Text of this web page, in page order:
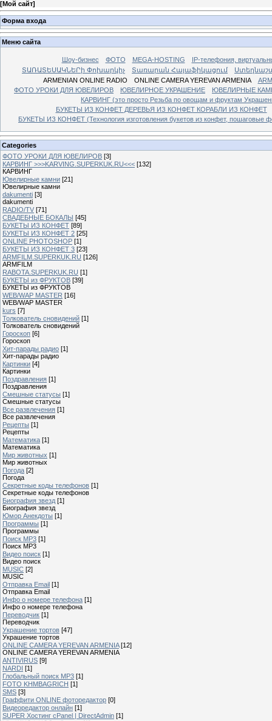
[Мой сайт]
Форма входа
Меню сайта
Шоу-бизнес ФОТО MEGA-HOSTING
IP-телефония,
ՏԱՌԱՏԵՍԱԿՆԵՐի Փոխարկիչ
Տառարան Հայաֆիկացում
ARMENIAN ONLINE RADIO
ONLINE CAMERA YEREVAN ARMENIA
ФОТО УРОКИ ДЛЯ ЮВЕЛИРОВ
ЮВЕЛИРНОЕ УКРАШЕНИЕ
ЮВЕЛИРНЫЕ
КАРВИНГ (это просто Резьба по овощам и фруктам
БУКЕТЫ ИЗ КОНФЕТ ДЕРЕВЬЯ ИЗ КОНФЕТ КОРАБЛИ ИЗ КОНФЕТ
БУКЕТЫ ИЗ КОНФЕТ (Технология изготовления букетов из конфет, пошаговые
Categories
ФОТО УРОКИ ДЛЯ ЮВЕЛИРОВ [3]
КАРВИНГ >>>KARVING.SUPERKUK.RU<<< [132]
КАРВИНГ
Ювелирные камни [21]
Ювелирные камни
dakumenti [3]
dakumenti
RADIO/TV [71]
СВАДЕБНЫЕ БОКАЛЫ [45]
БУКЕТЫ ИЗ КОНФЕТ [89]
БУКЕТЫ ИЗ КОНФЕТ 2 [25]
ONLINE PHOTOSHOP [1]
БУКЕТЫ ИЗ КОНФЕТ 3 [23]
ARMFILM.SUPERKUK.RU [126]
ARMFILM
RABOTA.SUPERKUK.RU [1]
БУКЕТЫ из ФРУКТОВ [39]
БУКЕТЫ из ФРУКТОВ
WEB/WAP MASTER [16]
WEB/WAP MASTER
kurs [7]
Толкователь сновидений [1]
Толкователь сновидений
Гороскоп [6]
Гороскоп
Хит-парады радио [1]
Хит-парады радио
Картинки [4]
Картинки
Поздравления [1]
Поздравления
Смешные статусы [1]
Смешные статусы
Все развлечения [1]
Все развлечения
Рецепты [1]
Рецепты
Математика [1]
Математика
Мир животных [1]
Мир животных
Погода [2]
Погода
Секретные коды телефонов [1]
Секретные коды телефонов
Биография звезд [1]
Биография звезд
Юмор Анекдоты [1]
Программы [1]
Программы
Поиск MP3 [1]
Поиск MP3
Видео поиск [1]
Видео поиск
MUSIC [2]
MUSIC
Отправка Email [1]
Отправка Email
Инфо о номере телефона [1]
Инфо о номере телефона
Переводчик [1]
Переводчик
Украшение тортов [47]
Украшение тортов
ONLINE CAMERA YEREVAN ARMENIA [12]
ONLINE CAMERA YEREVAN ARMENIA
ANTIVIRUS [9]
NARDI [1]
Глобальный поиск MP3 [1]
FOTO KHMBAGRICH [1]
SMS [3]
Граффити ONLINE фоторедактор [0]
Видеоредактор онлайн [1]
SUPER Xостинг cPanel | DirectAdmin [1]